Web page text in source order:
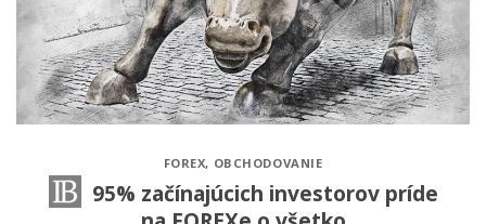
FOREX, OBCHODOVANIE
95% začínajúcich investorov príde